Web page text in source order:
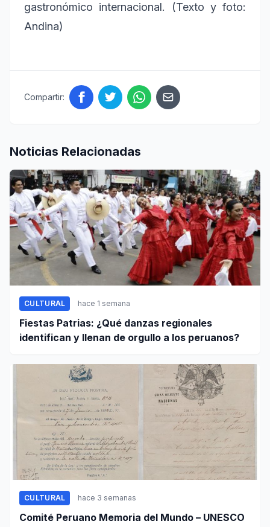
gastronómico internacional. (Texto y foto:
Andina)
Compartir:
Noticias Relacionadas
CULTURAL hace 1 semana
Fiestas Patrias: ¿Qué danzas regionales
identifican y llenan de orgullo a los peruanos?
CULTURAL hace 3 semanas
Comité Peruano Memoria del Mundo – UNESCO